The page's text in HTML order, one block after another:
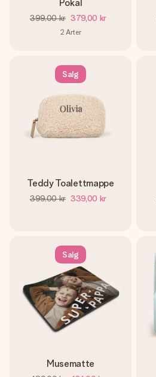
Pokal
399,00 kr 379,00 kr
2 Arter
Salg
Teddy Toalettmappe
399,00 kr 339,00 kr
Salg
Musematte